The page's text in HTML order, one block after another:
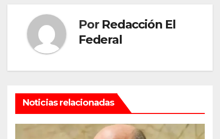
Por Redacción El
Federal
Noticias relacionadas